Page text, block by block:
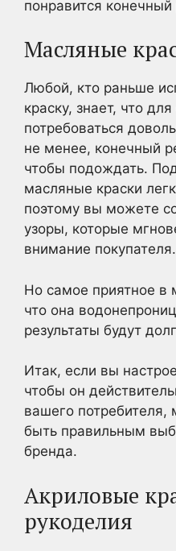
понравится конечный
Масляные
Любой, кто раньше
краску, знает, что
потребоваться
не менее, конечный
чтобы подождать.
масляные краски
поэтому вы можете
узоры, которые
внимание покупателя.
Но самое приятное в
что она
результаты будут
Итак, если вы
чтобы он
вашего
быть правильным
бренда.
Акриловые
рукоделия